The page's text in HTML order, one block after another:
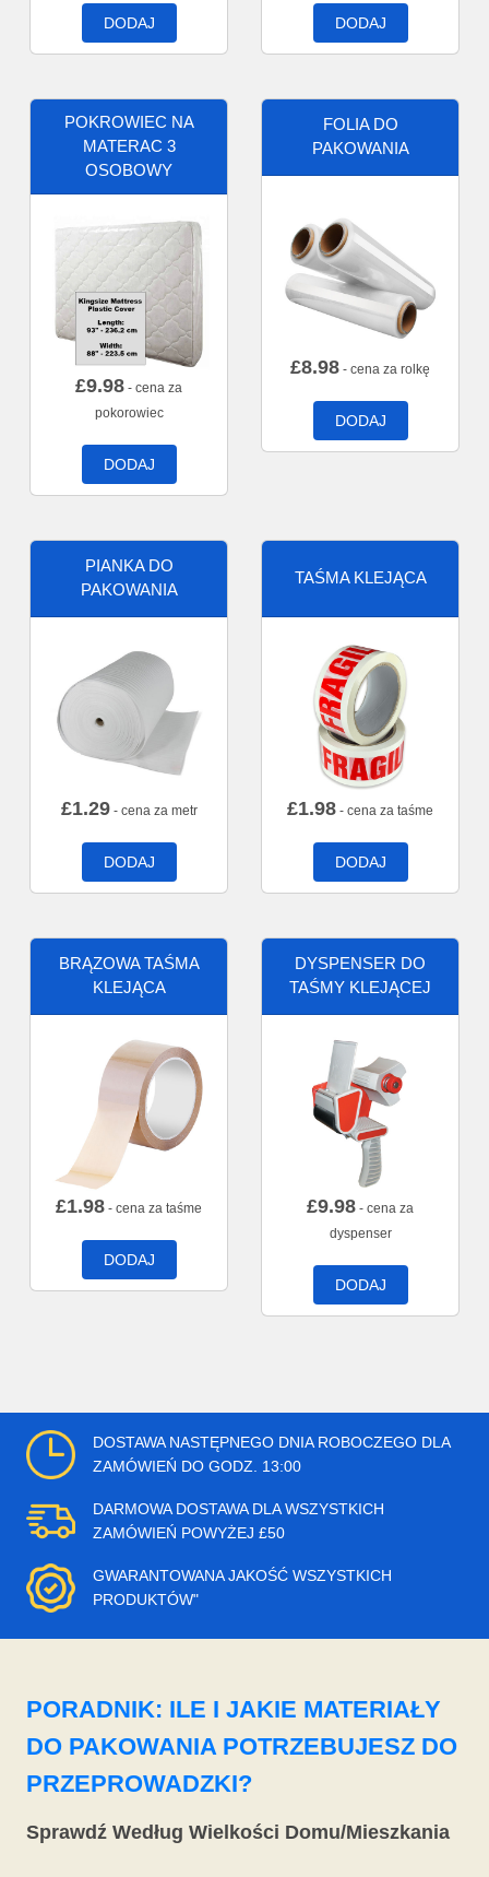
DODAJ DODAJ
POKROWIEC NA
MATERAC 3
OSOBOWY
£9.98 - cena za
pokorowiec
DODAJ
FOLIA DO
PAKOWANIA
£8.98 - cena za rolkę
DODAJ
PIANKA DO
PAKOWANIA
£1.29- cena za metr
DODAJ
TAŚMA KLEJĄCA
£1.98 - cena za taśme
DODAJ
BRĄZOWA TAŚMA
KLEJĄCA
£1.98 - cena za taśme
DODAJ
DYSPENSER DO
TAŚMY KLEJĄCEJ
£9.98 - cena za
dyspenser
DODAJ
DOSTAWA NASTĘPNEGO DNIA ROBOCZEGO DLA
ZAMÓWIEŃ DO GODZ. 13:00
DARMOWA DOSTAWA DLA WSZYSTKICH
ZAMÓWIEŃ POWYŻEJ £50
GWARANTOWANA JAKOŚĆ WSZYSTKICH
PRODUKTÓW"
PORADNIK: ILE I JAKIE MATERIAŁY
DO PAKOWANIA POTRZEBUJESZ DO
PRZEPROWADZKI?
Sprawdź Według Wielkości Domu/Mieszkania